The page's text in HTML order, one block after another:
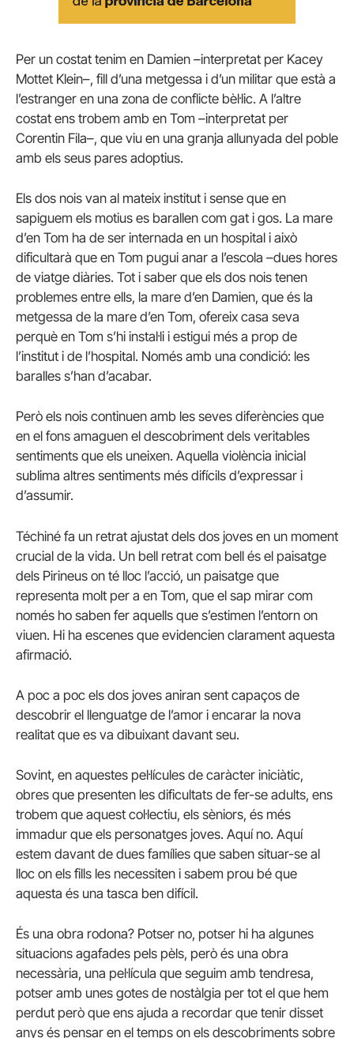
Per un costat tenim en Damien –interpretat per Kacey
Mottet Klein–, fill d’una metgessa i d’un militar que està a
l’estranger en una zona de conflicte bèl·lic. A l’altre
costat ens trobem amb en Tom –interpretat per
Corentin Fila–, que viu en una granja allunyada del poble
amb els seus pares adoptius.
Els dos nois van al mateix institut i sense que en
sapiguem els motius es barallen com gat i gos. La mare
d’en Tom ha de ser internada en un hospital i això
dificultarà que en Tom pugui anar a l’escola –dues hores
de viatge diàries. Tot i saber que els dos nois tenen
problemes entre ells, la mare d’en Damien, que és la
metgessa de la mare d’en Tom, ofereix casa seva
perquè en Tom s’hi instal·li i estigui més a prop de
l’institut i de l’hospital. Només amb una condició: les
baralles s’han d’acabar.
Però els nois continuen amb les seves diferències que
en el fons amaguen el descobriment dels veritables
sentiments que els uneixen. Aquella violència inicial
sublima altres sentiments més difícils d’expressar i
d’assumir.
Téchiné fa un retrat ajustat dels dos joves en un moment
crucial de la vida. Un bell retrat com bell és el paisatge
dels Pirineus on té lloc l’acció, un paisatge que
representa molt per a en Tom, que el sap mirar com
només ho saben fer aquells que s’estimen l’entorn on
viuen. Hi ha escenes que evidencien clarament aquesta
afirmació.
A poc a poc els dos joves aniran sent capaços de
descobrir el llenguatge de l’amor i encarar la nova
realitat que es va dibuixant davant seu.
Sovint, en aquestes pel·lícules de caràcter iniciàtic,
obres que presenten les dificultats de fer-se adults, ens
trobem que aquest col·lectiu, els sèniors, és més
immadur que els personatges joves. Aquí no. Aquí
estem davant de dues famílies que saben situar-se al
lloc on els fills les necessiten i sabem prou bé que
aquesta és una tasca ben difícil.
És una obra rodona? Potser no, potser hi ha algunes
situacions agafades pels pèls, però és una obra
necessària, una pel·lícula que seguim amb tendresa,
potser amb unes gotes de nostàlgia per tot el que hem
perdut però que ens ajuda a recordar que tenir disset
anys és pensar en el temps on els descobriments sobre